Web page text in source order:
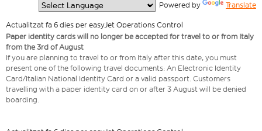
Powered by Translate
Actualitzat fa 6 dies per easyJet Operations Control
Paper identity cards will no longer be accepted for travel to or from Italy
from the 3rd of August
If you are planning to travel to or from Italy after this date, you must
present one of the following travel documents: An Electronic Identity
Card/Italian National Identity Card or a valid passport. Customers
travelling with a paper identity card on or after 3 August will be denied
boarding.